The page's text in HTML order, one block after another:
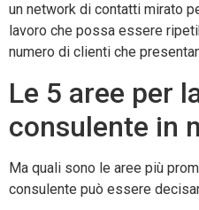
un network di contatti mirato
lavoro che possa essere
numero di clienti che
Le 5 aree per
consulente in
Ma quali sono le aree più
consulente può essere